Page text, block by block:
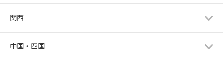
関西
中国・四国